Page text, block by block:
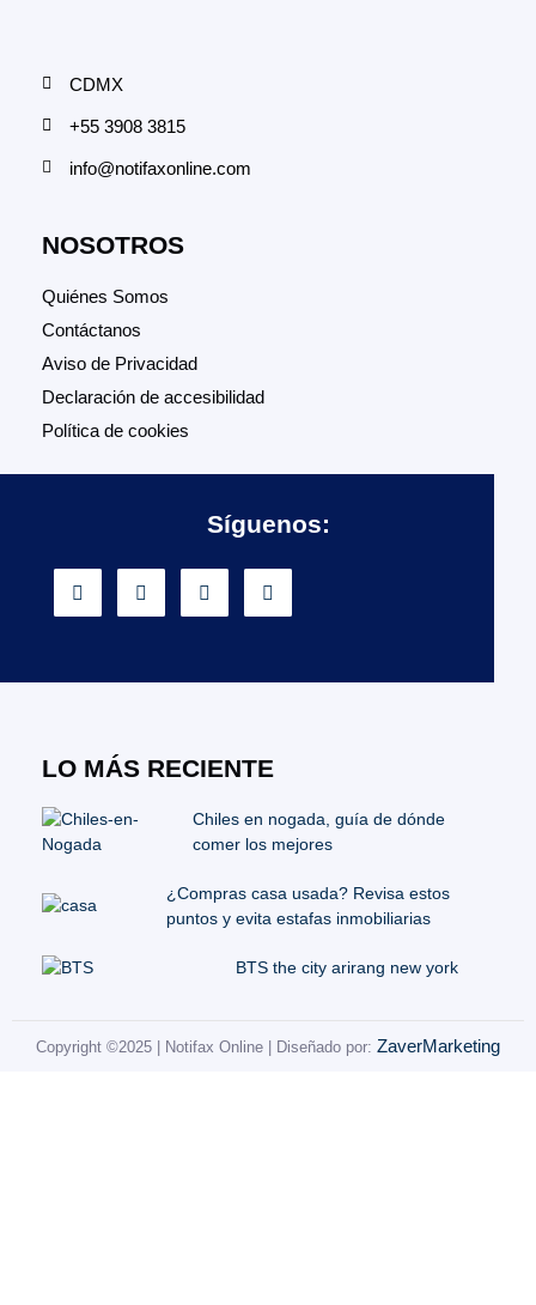
CDMX
+55 3908 3815
info@notifaxonline.com
NOSOTROS
Quiénes Somos
Contáctanos
Aviso de Privacidad
Declaración de accesibilidad
Política de cookies
Síguenos:
LO MÁS RECIENTE
Chiles en nogada, guía de dónde
comer los mejores
¿Compras casa usada? Revisa estos
puntos y evita estafas inmobiliarias
BTS the city arirang new york
Copyright ©2025 | Notifax Online | Diseñado por: ZaverMarketing